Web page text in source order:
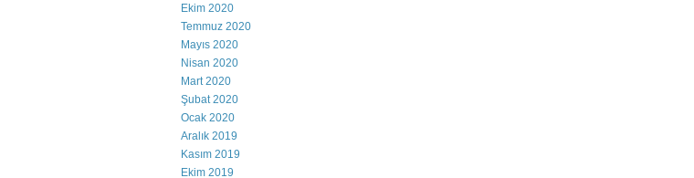
Ekim 2020
Temmuz 2020
Mayıs 2020
Nisan 2020
Mart 2020
Şubat 2020
Ocak 2020
Aralık 2019
Kasım 2019
Ekim 2019